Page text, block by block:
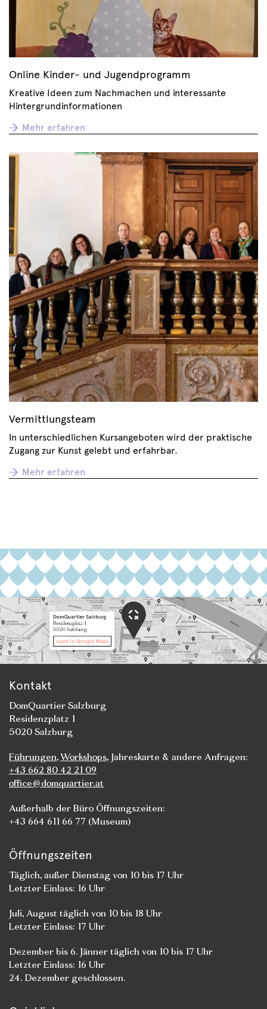
Online Kinder- und Jugendprogramm
Kreative Ideen zum Nachmachen und interessante
Hintergrundinformationen
Mehr erfahren
Vermittlungsteam
In unterschiedlichen Kursangeboten wird der praktische
Zugang zur Kunst gelebt und erfahrbar.
Mehr erfahren
Kontakt
DomQuartier Salzburg
Residenzplatz 1
5020 Salzburg
Führungen,Workshops, Jahreskarte & andere Anfragen:
+43 662 80 42 21 09
office@domquartier.at
Außerhalb der Büro Öffnungszeiten:
+43 664 611 66 77 (Museum)
Öffnungszeiten
Täglich, außer Dienstag von 10 bis 17 Uhr
Letzter Einlass: 16 Uhr
Juli, August täglich von 10 bis 18 Uhr
Letzter Einlass: 17 Uhr
Dezember bis 6. Jänner täglich von 10 bis 17 Uhr
Letzter Einlass: 16 Uhr
24. Dezember geschlossen.